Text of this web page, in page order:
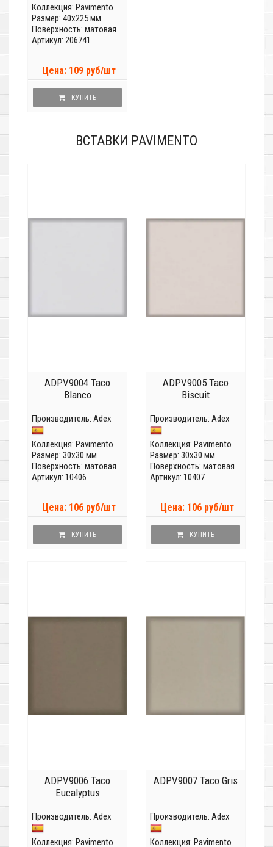
Коллекция: Pavimento
Размер: 40x225 мм
Поверхность: матовая
Артикул: 206741
Цена: 109 руб/шт
КУПИТЬ
ВСТАВКИ PAVIMENTO
ADPV9004 Taco
Blanco
Производитель: Adex
Коллекция: Pavimento
Размер: 30x30 мм
Поверхность: матовая
Артикул: 10406
Цена: 106 руб/шт
КУПИТЬ
ADPV9005 Taco
Biscuit
Производитель: Adex
Коллекция: Pavimento
Размер: 30x30 мм
Поверхность: матовая
Артикул: 10407
Цена: 106 руб/шт
КУПИТЬ
ADPV9006 Taco
Eucalyptus
Производитель: Adex
Коллекция: Pavimento
ADPV9007 Taco Gris
Производитель: Adex
Коллекция: Pavimento